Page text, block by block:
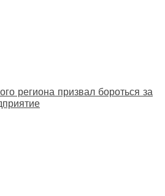
региона призвал бороться за